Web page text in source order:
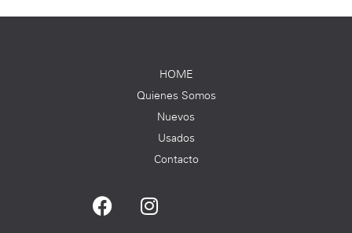
HOME
Quienes Somos
Nuevos
Usados
Contacto